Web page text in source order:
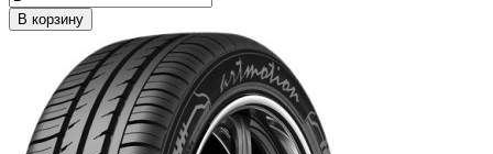
В корзину